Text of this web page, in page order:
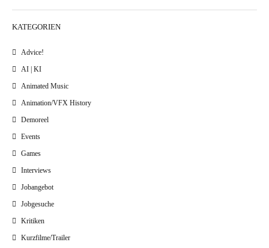
KATEGORIEN
Advice!
AI | KI
Animated Music
Animation/VFX History
Demoreel
Events
Games
Interviews
Jobangebot
Jobgesuche
Kritiken
Kurzfilme/Trailer